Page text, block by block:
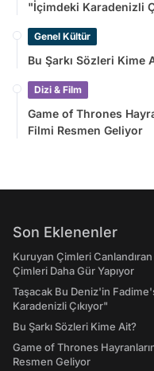
"İçimdeki Karadenizli
Genel Kültür
Bu Şarkı Sözleri Kime
Dizi & Film
Game of Thrones
Filmi Resmen Geliyor
Son Eklenenler
Kuruyan Çimleri
Çimleri Daha Gür Yapıyor
Taşacak Bu Deniz'in
Karadenizli Çıkıyor"
Bu Şarkı Sözleri Kime Ait?
Game of Thrones
Resmen Geliyor